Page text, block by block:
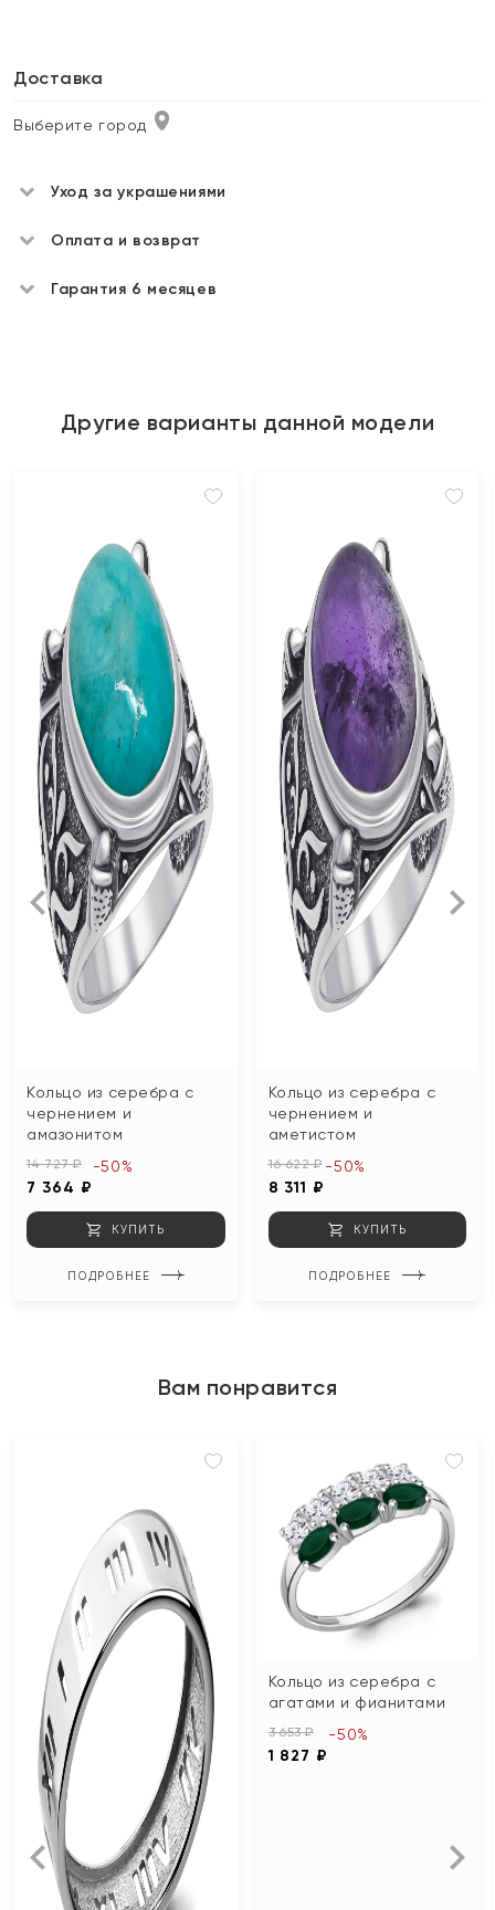
Доставка
Выберите город
Уход за украшениями
Оплата и возврат
Гарантия 6 месяцев
Другие варианты данной модели
Кольцо из серебра с
чернением и
амазонитом
14 727 ₽
7 364 ₽
-50%
КУПИТЬ
ПОДРОБНЕЕ
Кольцо из серебра с
чернением и
аметистом
16 622 ₽
8 311 ₽
-50%
КУПИТЬ
ПОДРОБНЕЕ
Вам понравится
Кольцо из серебра с
агатами и фианитами
3 653 ₽
1 827 ₽
-50%